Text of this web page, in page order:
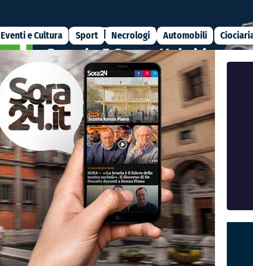
Eventi e Cultura Sport Necrologi Automobili